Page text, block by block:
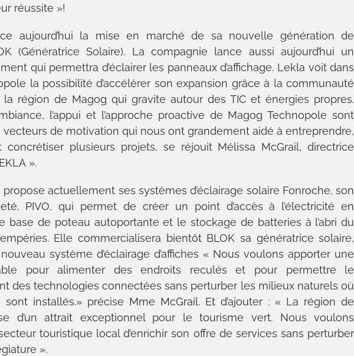
réussite »!
aujourd’hui la mise en marché de sa nouvelle génération de
(Génératrice Solaire). La compagnie lance aussi aujourd’hui un
qui permettra d’éclairer les panneaux d’affichage. Lekla voit dans
la possibilité d’accélérer son expansion grâce à la communauté
région de Magog qui gravite autour des TIC et énergies propres.
l’appui et l’approche proactive de Magog Technopole sont
vecteurs de motivation qui nous ont grandement aidé à entreprendre,
concrétiser plusieurs projets, se réjouit Mélissa McGrail, directrice
».
actuellement ses systèmes d’éclairage solaire Fonroche, son
PIVO, qui permet de créer un point d’accès à l’électricité en
base de poteau autoportante et le stockage de batteries à l’abri du
Elle commercialisera bientôt BLOK sa génératrice solaire,
système d’éclairage d’affiches « Nous voulons apporter une
pour alimenter des endroits reculés et pour permettre le
des technologies connectées sans perturber les milieux naturels où
sont installés.» précise Mme McGrail. Et d’ajouter : « La région de
d’un attrait exceptionnel pour le tourisme vert. Nous voulons
touristique local d’enrichir son offre de services sans perturber
».